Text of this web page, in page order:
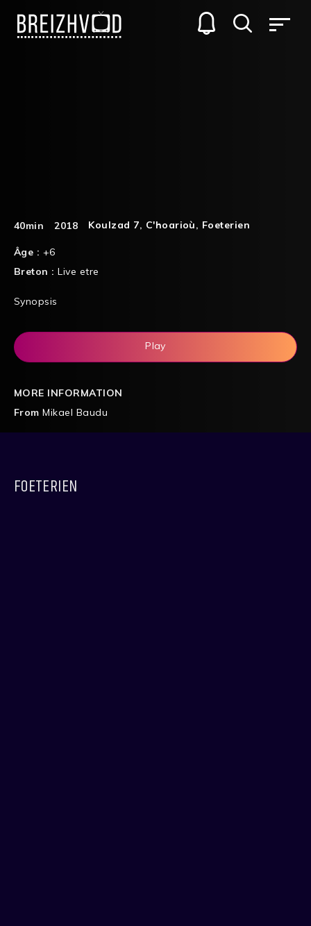
40min 2018 Koulzad 7, C'hoarioù, Foeterien
Âge : +6
Breton :Live etre
Synopsis
Play
MORE INFORMATION
From Mikael Baudu
FOETERIEN